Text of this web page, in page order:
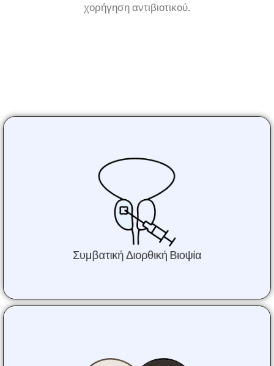
χορήγηση αντιβιοτικού.
Συμβατική Διορθική Βιοψία
Εάν υπάρχει ένδειξη (αναγκαιότητα) για
βιοψία προστάτη , το δείγμα λαμβάνεται από
τον προστάτη σύμφωνα με κατευθυντήριες
οδηγίες της Ευρωπαϊκής Ουρολογικής
Εταιρείας (EAU).
μαγνητικής τομογραφίας με υπερήχους σε